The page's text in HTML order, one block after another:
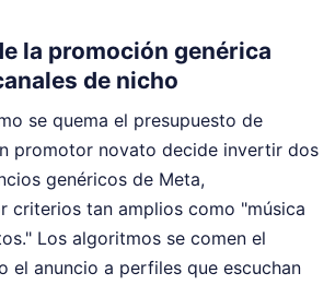
la promoción genérica
de nicho
se quema el presupuesto de
promotor novato decide invertir dos
genéricos de Meta,
criterios tan amplios como "música
Los algoritmos se comen el
el anuncio a perfiles que escuchan